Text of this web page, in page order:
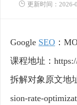
更新时间：2026-
Google SEO ：
课程地址：
拆解对象原文地
sion-rate-